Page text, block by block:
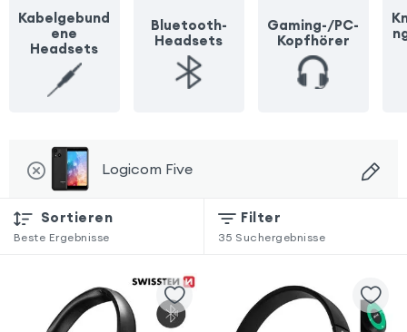
Kabelgebund
ene
Headsets
Bluetooth-
Headsets
Gaming-/PC-
Kopfhörer
Logicom Five
Sortieren
Beste Ergebnisse
Filter
35 Suchergebnisse